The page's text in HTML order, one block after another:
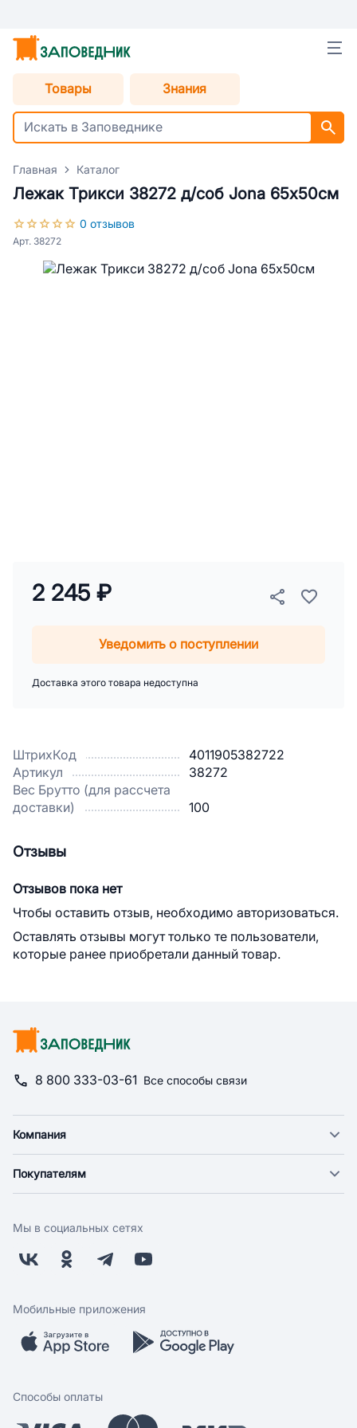
Товары Знания
Главная Каталог
Лежак Трикси 38272 д/соб Jona 65х50см
0 отзывов
Арт. 38272
ШтрихКод
4011905382722
Артикул
38272
Вес Брутто (для рассчета
доставки)
100
2 245 ₽
Уведомить о поступлении
Доставка этого товара недоступна
Отзывы
Отзывов пока нет
Чтобы оставить отзыв, необходимо авторизоваться.
Оставлять отзывы могут только те пользователи,
которые ранее приобретали данный товар.
8 800 333-03-61 Все способы связи
Компания
Новости
Поставщикам
Заводчикам
Обратная связь
Покупателям
Оплата
Бонусная программа
Скидки и акции
Мобильное приложение
Мы в социальных сетях
Мобильные приложения
Способы оплаты